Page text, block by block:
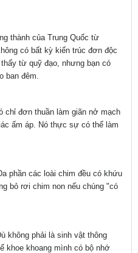
thành của Trung Quốc từ
có bất kỳ kiến trúc đơn độc
từ quỹ đạo, nhưng bạn có
ban đêm.
chỉ đơn thuần làm giãn nở mạch
ấm áp. Nó thực sự có thể làm
phần các loài chim đều có khứu
bỏ rơi chim non nếu chúng "có
không phải là sinh vật thông
khoe khoang mình có bộ nhớ